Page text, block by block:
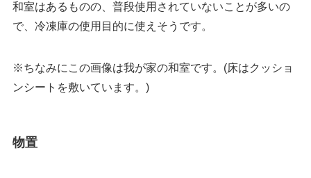
和室はあるものの、普段使用されていないことが多いの
で、冷凍庫の使用目的に使えそうです。
※ちなみにこの画像は我が家の和室です。(床はクッショ
ンシートを敷いています。)
物置